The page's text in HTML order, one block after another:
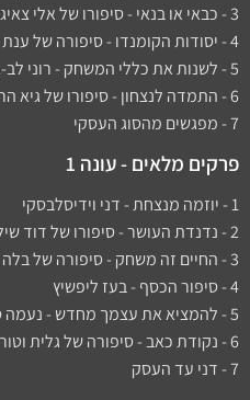
3 - כבאי או בנאי - סיפורו של אלי צאיג
4 - יסודות הקומנדו - סיפורה של ענת מינדל
5 - לשנות את כללי המשחק - רוני לב-ארי
6 - התמדה לנצחון - סיפורו של גיא הרשקוביץ
7 - מפגשים מהסוג העסקי
פרקים מלאים - עונה 1
1 - יוזמה מנצחת - דני וידיסלבסקי
2 - נדנדת העושר - סיפורו של דוד שילמן​
3 - החיים זה משחק - סיפורה של בלה יעקובי
4 - סיפור הכסף - בעז ליפשיץ
5 - להמציא את עצמך מחדש - נעמה סקג'ו נאור
6 - נקודת כאב - סיפורה של גלית וטורי
7 - דני עד העסק